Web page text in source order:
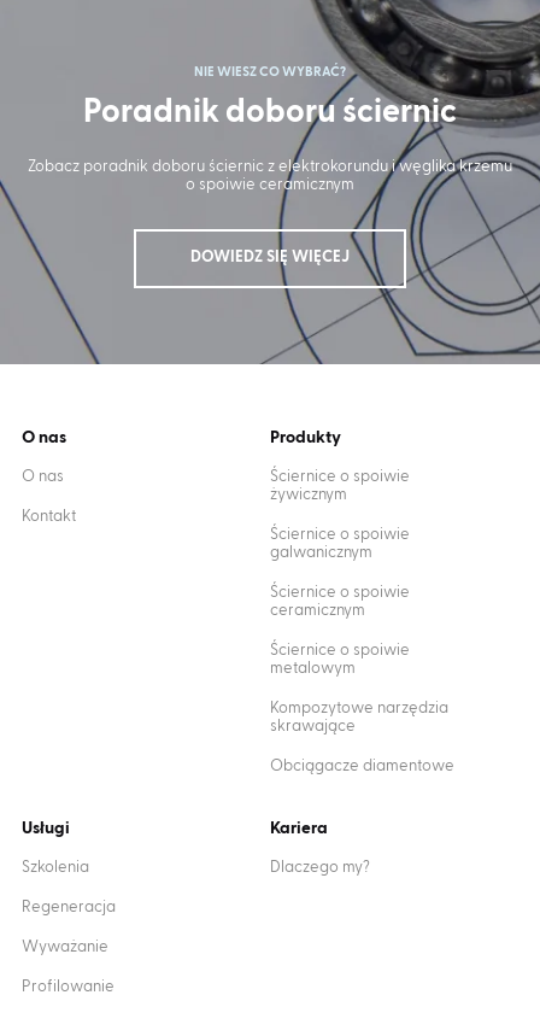
NIE WIESZ CO WYBRAĆ?
Poradnik doboru ściernic
Zobacz poradnik doboru ściernic z elektrokorundu i węglika krzemu
o spoiwie ceramicznym
DOWIEDZ SIĘ WIĘCEJ
O nas
O nas
Kontakt
Produkty
Ściernice o spoiwie
żywicznym
Ściernice o spoiwie
galwanicznym
Ściernice o spoiwie
ceramicznym
Ściernice o spoiwie
metalowym
Kompozytowe narzędzia
skrawające
Obciągacze diamentowe
Usługi
Szkolenia
Regeneracja
Wyważanie
Profilowanie
Kariera
Dlaczego my?